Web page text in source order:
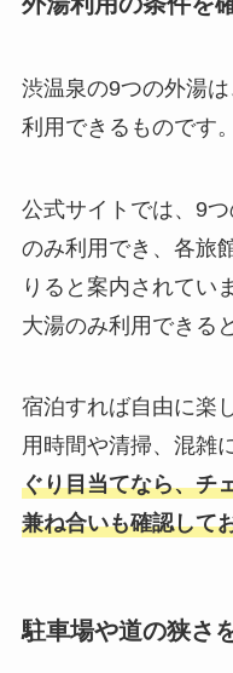
渋温泉の9つの外湯
利用できるものです。
公式サイトでは、9
のみ利用でき、各旅
りると案内されてい
大湯のみ利用できる
宿泊すれば自由に楽
用時間や清掃、混雑
ぐり目当てなら、チ
兼ね合いも確認して
駐車場や道の狭さ